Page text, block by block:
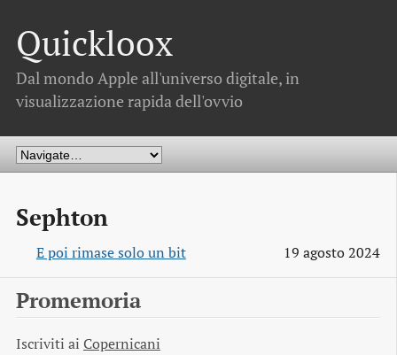
Quickloox
Dal mondo Apple all'universo digitale, in
visualizzazione rapida dell'ovvio
Sephton
E poi rimase solo un bit 19 agosto 2024
Promemoria
Iscriviti ai Copernicani